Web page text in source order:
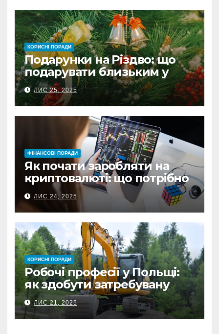
КОРИСНІ ПОРАДИ
Подарунки на Різдво: що
подарувати близьким у
Польщі
ЛИС 25, 2025
ФІНАНСОВІ ПОРАДИ
Як почати заробляти на
криптовалюті: що потрібно
знати перед першою
інвестицією
ЛИС 24, 2025
КОРИСНІ ПОРАДИ
Робочі професії у Польщі:
як здобути затребувану
спеціальність та заробляти
гідні гроші
ЛИС 21, 2025